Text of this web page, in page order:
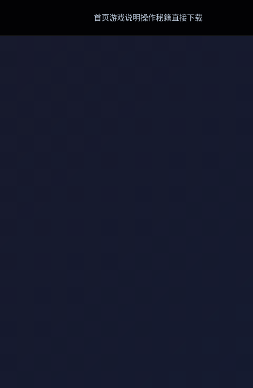
首页游戏说明操作秘籍直接下载